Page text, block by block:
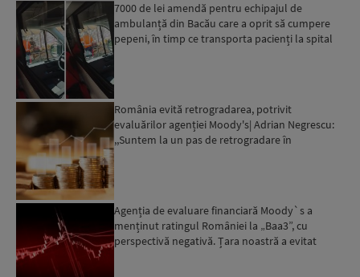
7000 de lei amendă pentru echipajul de
ambulanță din Bacău care a oprit să cumpere
pepeni, în timp ce transporta pacienți la spital
România evită retrogradarea, potrivit
evaluărilor agenției Moody's| Adrian Negrescu:
,,Suntem la un pas de retrogradare în
Agenția de evaluare financiară Moody`s a
menținut ratingul României la „Baa3”, cu
perspectivă negativă. Țara noastră a evitat